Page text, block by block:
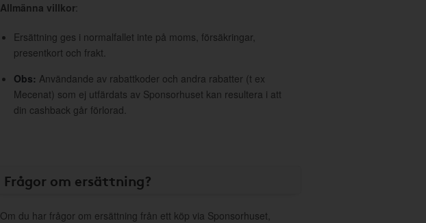
Allmänna villkor:
Ersättning ges i normalfallet inte på moms, försäkringar,
presentkort och frakt.
Obs: Användande av rabattkoder och andra rabatter (t ex
Mecenat) som ej utfärdats av Sponsorhuset kan resultera i att
din cashback går förlorad.
Frågor om ersättning?
Om du har frågor om ersättning från ett köp via Sponsorhuset,